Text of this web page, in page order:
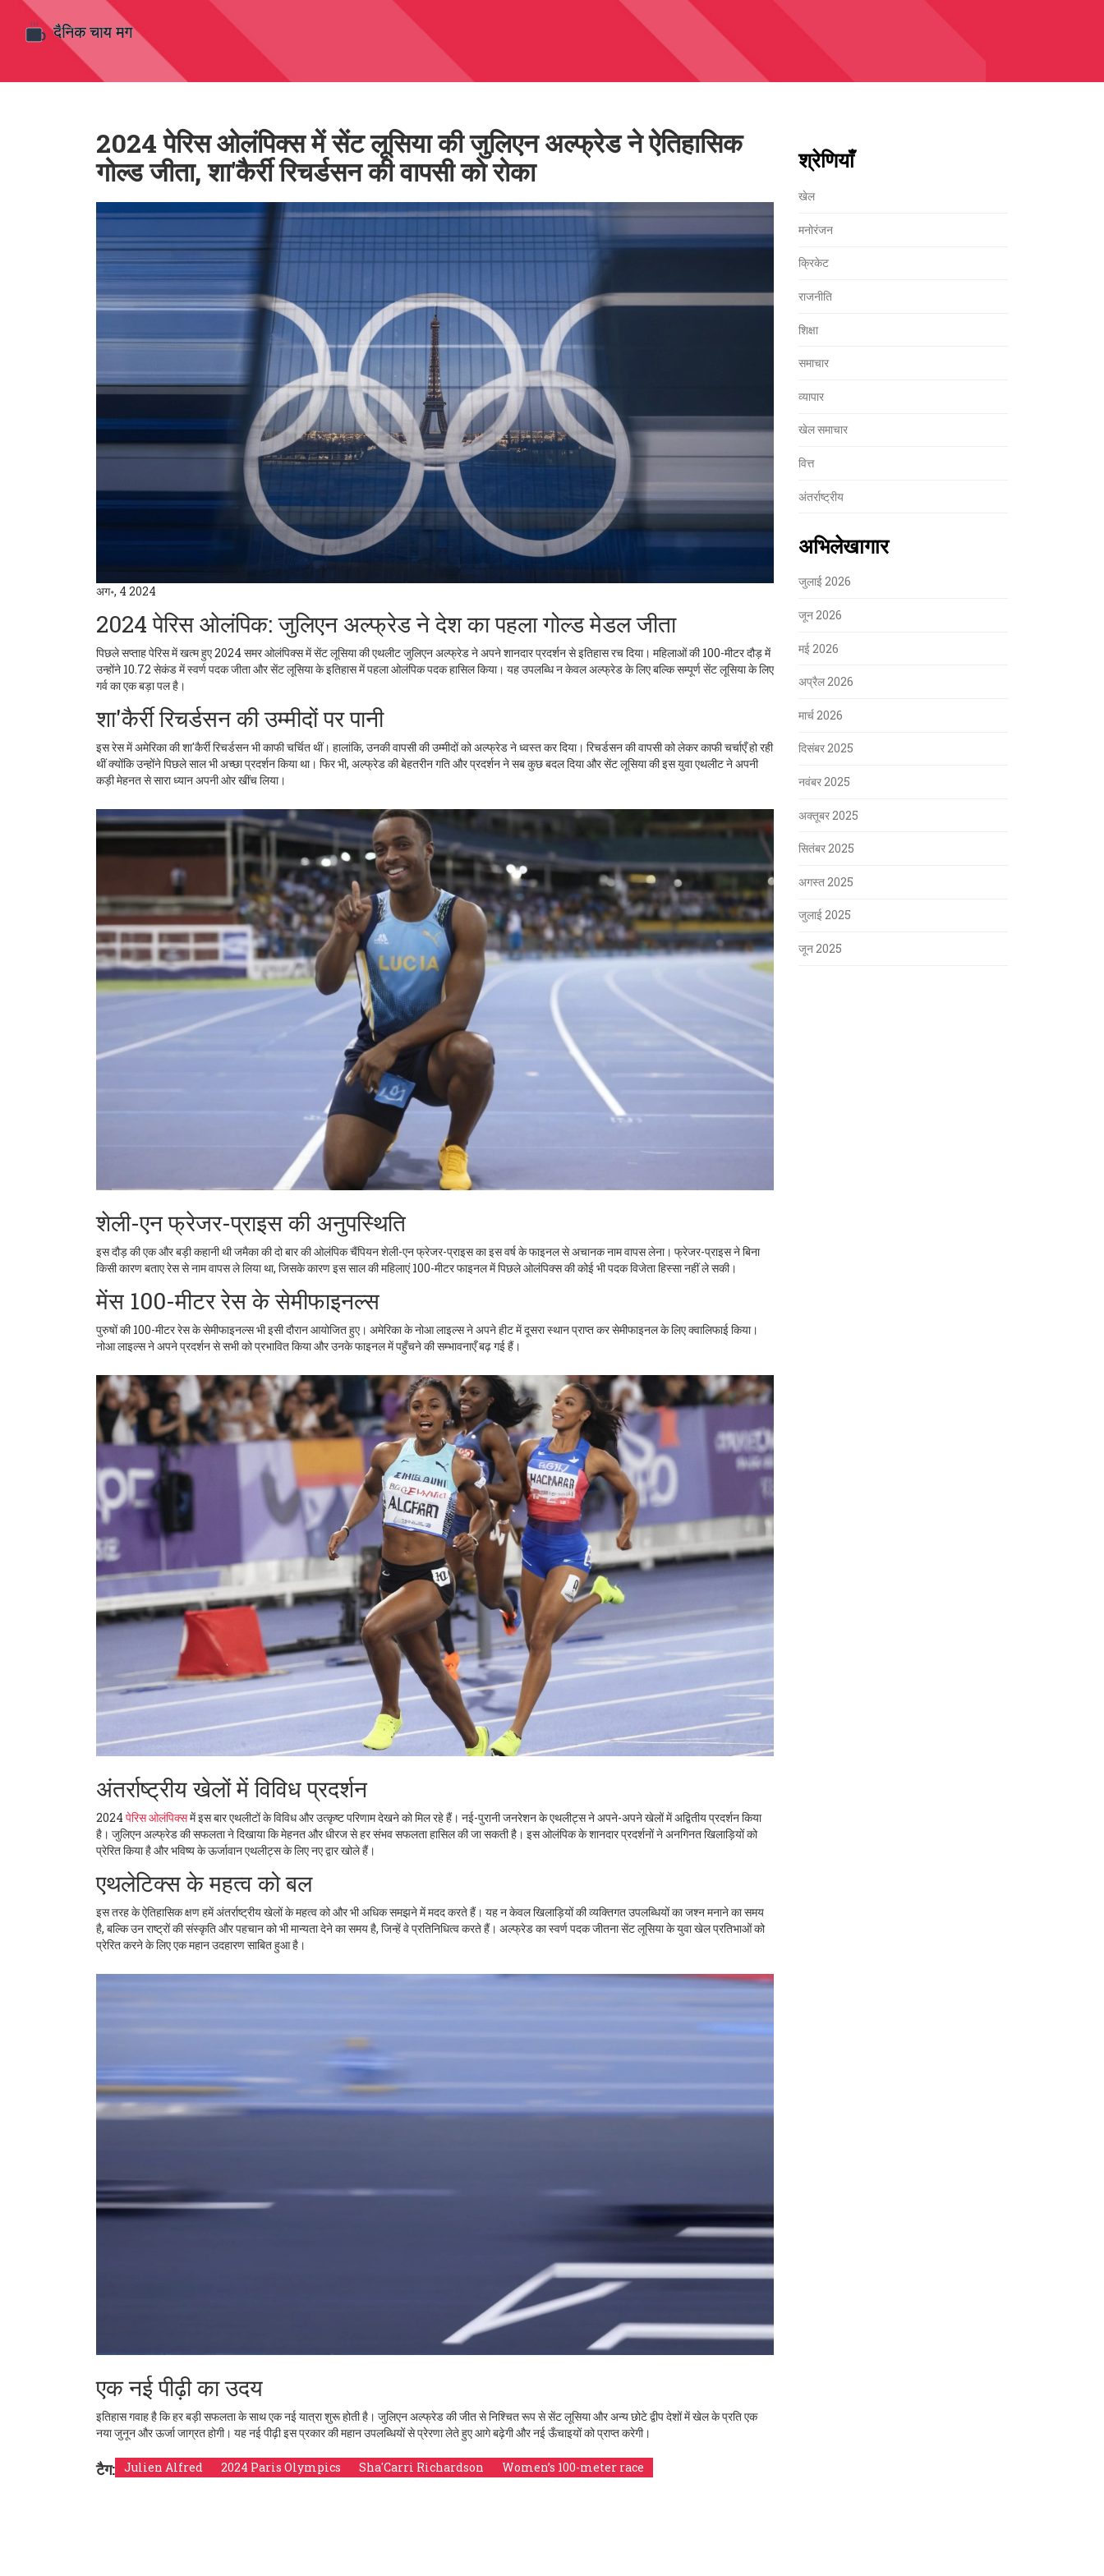
2024 पेरिस ओलंपिक्स में सेंट लूसिया की जुलिएन अल्फ्रेड ने ऐतिहासिक
गोल्ड जीता, शा'कैर्री रिचर्डसन की वापसी को रोका
अग॰, 4 2024
2024 पेरिस ओलंपिक: जुलिएन अल्फ्रेड ने देश का पहला गोल्ड मेडल जीता
पिछले सप्ताह पेरिस में खत्म हुए 2024 समर ओलंपिक्स में सेंट लूसिया की एथलीट जुलिएन अल्फ्रेड ने अपने शानदार प्रदर्शन से इतिहास रच दिया। महिलाओं की 100-मीटर दौड़ में
उन्होंने 10.72 सेकंड में स्वर्ण पदक जीता और सेंट लूसिया के इतिहास में पहला ओलंपिक पदक हासिल किया। यह उपलब्धि न केवल अल्फ्रेड के लिए बल्कि सम्पूर्ण सेंट लूसिया के लिए
गर्व का एक बड़ा पल है।
शा'कैर्री रिचर्डसन की उम्मीदों पर पानी
इस रेस में अमेरिका की शा'कैर्री रिचर्डसन भी काफी चर्चित थीं। हालांकि, उनकी वापसी की उम्मीदों को अल्फ्रेड ने ध्वस्त कर दिया। रिचर्डसन की वापसी को लेकर काफी चर्चाएँ हो रही
थीं क्योंकि उन्होंने पिछले साल भी अच्छा प्रदर्शन किया था। फिर भी, अल्फ्रेड की बेहतरीन गति और प्रदर्शन ने सब कुछ बदल दिया और सेंट लूसिया की इस युवा एथलीट ने अपनी
कड़ी मेहनत से सारा ध्यान अपनी ओर खींच लिया।
शेली-एन फ्रेजर-प्राइस की अनुपस्थिति
इस दौड़ की एक और बड़ी कहानी थी जमैका की दो बार की ओलंपिक चैंपियन शेली-एन फ्रेजर-प्राइस का इस वर्ष के फाइनल से अचानक नाम वापस लेना। फ्रेजर-प्राइस ने बिना
किसी कारण बताए रेस से नाम वापस ले लिया था, जिसके कारण इस साल की महिलाएं 100-मीटर फाइनल में पिछले ओलंपिक्स की कोई भी पदक विजेता हिस्सा नहीं ले सकी।
मेंस 100-मीटर रेस के सेमीफाइनल्स
पुरुषों की 100-मीटर रेस के सेमीफाइनल्स भी इसी दौरान आयोजित हुए। अमेरिका के नोआ लाइल्स ने अपने हीट में दूसरा स्थान प्राप्त कर सेमीफाइनल के लिए क्वालिफाई किया।
नोआ लाइल्स ने अपने प्रदर्शन से सभी को प्रभावित किया और उनके फाइनल में पहुँचने की सम्भावनाएँ बढ़ गई हैं।
अंतर्राष्ट्रीय खेलों में विविध प्रदर्शन
2024 पेरिस ओलंपिक्समें इस बार एथलीटों के विविध और उत्कृष्ट परिणाम देखने को मिल रहे हैं। नई-पुरानी जनरेशन के एथलीट्स ने अपने-अपने खेलों में अद्वितीय प्रदर्शन किया
है। जुलिएन अल्फ्रेड की सफलता ने दिखाया कि मेहनत और धीरज से हर संभव सफलता हासिल की जा सकती है। इस ओलंपिक के शानदार प्रदर्शनों ने अनगिनत खिलाड़ियों को
प्रेरित किया है और भविष्य के ऊर्जावान एथलीट्स के लिए नए द्वार खोले हैं।
एथलेटिक्स के महत्व को बल
इस तरह के ऐतिहासिक क्षण हमें अंतर्राष्ट्रीय खेलों के महत्व को और भी अधिक समझने में मदद करते हैं। यह न केवल खिलाड़ियों की व्यक्तिगत उपलब्धियों का जश्न मनाने का समय
है, बल्कि उन राष्ट्रों की संस्कृति और पहचान को भी मान्यता देने का समय है, जिन्हें वे प्रतिनिधित्व करते हैं। अल्फ्रेड का स्वर्ण पदक जीतना सेंट लूसिया के युवा खेल प्रतिभाओं को
प्रेरित करने के लिए एक महान उदहारण साबित हुआ है।
एक नई पीढ़ी का उदय
इतिहास गवाह है कि हर बड़ी सफलता के साथ एक नई यात्रा शुरू होती है। जुलिएन अल्फ्रेड की जीत से निश्चित रूप से सेंट लूसिया और अन्य छोटे द्वीप देशों में खेल के प्रति एक
नया जुनून और ऊर्जा जाग्रत होगी। यह नई पीढ़ी इस प्रकार की महान उपलब्धियों से प्रेरणा लेते हुए आगे बढ़ेगी और नई ऊँचाइयों को प्राप्त करेगी।
टैग: Julien Alfred 2024 Paris Olympics Sha'Carri Richardson Women’s 100-meter race
श्रेणियाँ
खेल
मनोरंजन
क्रिकेट
राजनीति
शिक्षा
समाचार
व्यापार
खेल समाचार
वित्त
अंतर्राष्ट्रीय
अभिलेखागार
जुलाई 2026
जून 2026
मई 2026
अप्रैल 2026
मार्च 2026
दिसंबर 2025
नवंबर 2025
अक्तूबर 2025
सितंबर 2025
अगस्त 2025
जुलाई 2025
जून 2025